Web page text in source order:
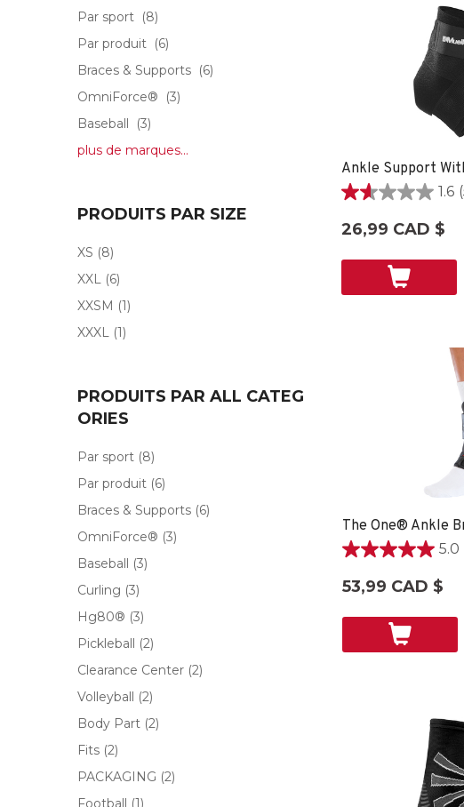
Par sport (8)
Par produit (6)
Braces & Supports (6)
OmniForce®
(3)
Baseball
(3)
plus de marques...
PRODUITS PAR SIZE
XS (8)
XXL (6)
XXSM (1)
XXXL (1)
PRODUITS PAR ALL CATEG
ORIES
Par sport (8)
Par produit (6)
Braces & Supports (6)
OmniForce® (3)
Baseball (3)
Curling (3)
Hg80® (3)
Pickleball (2)
Clearance Center (2)
Volleyball (2)
Body Part (2)
Fits (2)
PACKAGING (2)
Football (1)
Ankle Support
1.6
1.6
sur
évaluations
26,99 CAD $
5.0
5.0
sur
évaluations
53,99 CAD $